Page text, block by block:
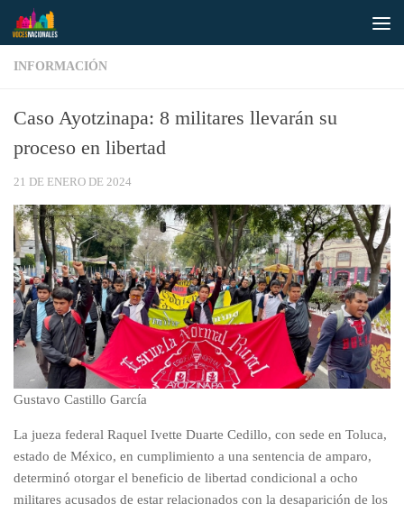
Saltar al contenido
INFORMACIÓN
Caso Ayotzinapa: 8 militares llevarán su
proceso en libertad
21 DE ENERO DE 2024
Gustavo Castillo García
La jueza federal Raquel Ivette Duarte Cedillo, con sede en Toluca,
estado de México, en cumplimiento a una sentencia de amparo,
determinó otorgar el beneficio de libertad condicional a ocho
militares acusados de estar relacionados con la desaparición de los